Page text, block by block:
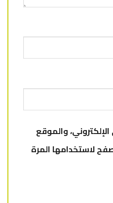
والموقع
لاستخدامها المرة